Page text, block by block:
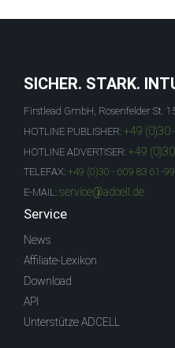
SICHER. STARK.
Firstlead GmbH, Rosenfelder St.
HOTLINE PUBLISHER: +49 (0)30
HOTLINE ADVERTISER: +49
TELEFAX: +49 (0)30 - 609 83 61-99
E-MAIL: service@adcell.de
Service
News
Affiliate-Lexikon
Download
API
Unterstütze ADCELL